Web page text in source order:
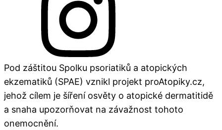
Pod záštitou Spolku psoriatiků a atopických
ekzematiků (SPAE) vznikl projekt proAtopiky.cz,
jehož cílem je šíření osvěty o atopické dermatitidě
a snaha upozorňovat na závažnost tohoto
onemocnění.